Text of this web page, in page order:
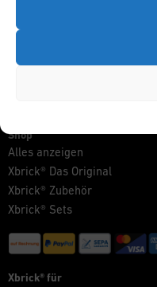
Shop
Alles anzeigen
Xbrick® Das Original
Xbrick® Zubehör
Xbrick® Sets
Xbrick® für